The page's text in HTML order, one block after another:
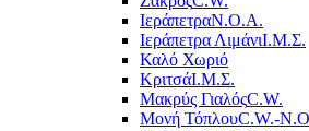
ΙεράπετραΝ.Ο.Α.
Ιεράπετρα ΛιμάνιΙ.Μ.Σ.
Καλό Χωριό
ΚριτσάΙ.Μ.Σ.
Μακρύς ΓιαλόςC.W.
Μονή ΤόπλουC.W.-